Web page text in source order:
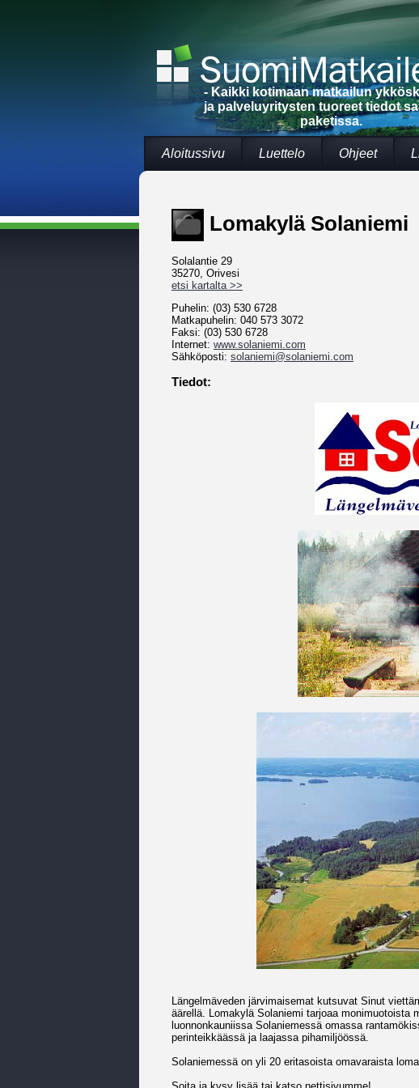
- Kaikki kotimaan matkailun
ja palveluyritysten tuoreet tiedot
paketissa.
Aloitussivu Luettelo Ohjeet
Lomakylä Solaniemi
Solalantie 29
35270, Orivesi
etsi kartalta >>
Puhelin: (03) 530 6728
Matkapuhelin: 040 573 3072
Faksi: (03) 530 6728
Internet: www.solaniemi.com
Sähköposti: solaniemi@solaniemi.com
Tiedot:
Längelmäveden järvimaisemat kutsuvat Sinut
äärellä. Lomakylä Solaniemi tarjoaa monimuotoista
luonnonkauniissa Solaniemessä omassa
perinteikkäässä ja laajassa pihamiljöössä.
Solaniemessä on yli 20 eritasoista omavaraista